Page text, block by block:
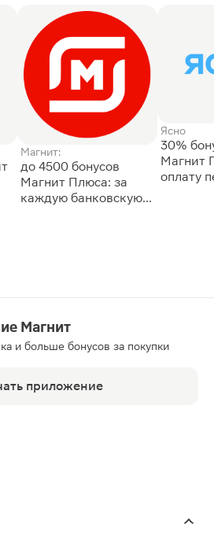
Магнит:
до 4500 бонусов
Магнит Плюса: за
каждую банковскую
Ясно
30%
Магнит
оплату
Магнит
и больше бонусов за покупки
приложение